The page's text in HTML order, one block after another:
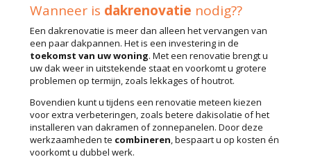
Wanneer is dakrenovatie nodig??
Een dakrenovatie is meer dan alleen het vervangen van
een paar dakpannen. Het is een investering in de
toekomst van uw woning. Met een renovatie brengt u
uw dak weer in uitstekende staat en voorkomt u grotere
problemen op termijn, zoals lekkages of houtrot.
Bovendien kunt u tijdens een renovatie meteen kiezen
voor extra verbeteringen, zoals betere dakisolatie of het
installeren van dakramen of zonnepanelen. Door deze
werkzaamheden te combineren, bespaart u op kosten én
voorkomt u dubbel werk.